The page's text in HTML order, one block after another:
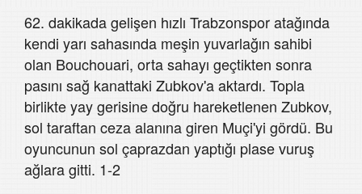
62. dakikada gelişen hızlı Trabzonspor atağında
kendi yarı sahasında meşin yuvarlağın sahibi
olan Bouchouari, orta sahayı geçtikten sonra
pasını sağ kanattaki Zubkov'a aktardı. Topla
birlikte yay gerisine doğru hareketlenen Zubkov,
sol taraftan ceza alanına giren Muçi'yi gördü. Bu
oyuncunun sol çaprazdan yaptığı plase vuruş
ağlara gitti. 1-2